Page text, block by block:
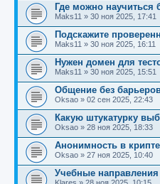
Где можно научиться
Maks11 » 30 ноя 2025, 17:41
Подскажите
Maks11 » 30 ноя 2025, 16:11
Нужен домен для
Maks11 » 30 ноя 2025, 15:51
Общение без
Oksao » 02 сен 2025, 22:43
Какую штукатурку
Oksao » 28 ноя 2025, 18:33
Анонимность в крипте
Oksao » 27 ноя 2025, 10:40
Учебные направления
Klares » 28 ноя 2025, 10:15